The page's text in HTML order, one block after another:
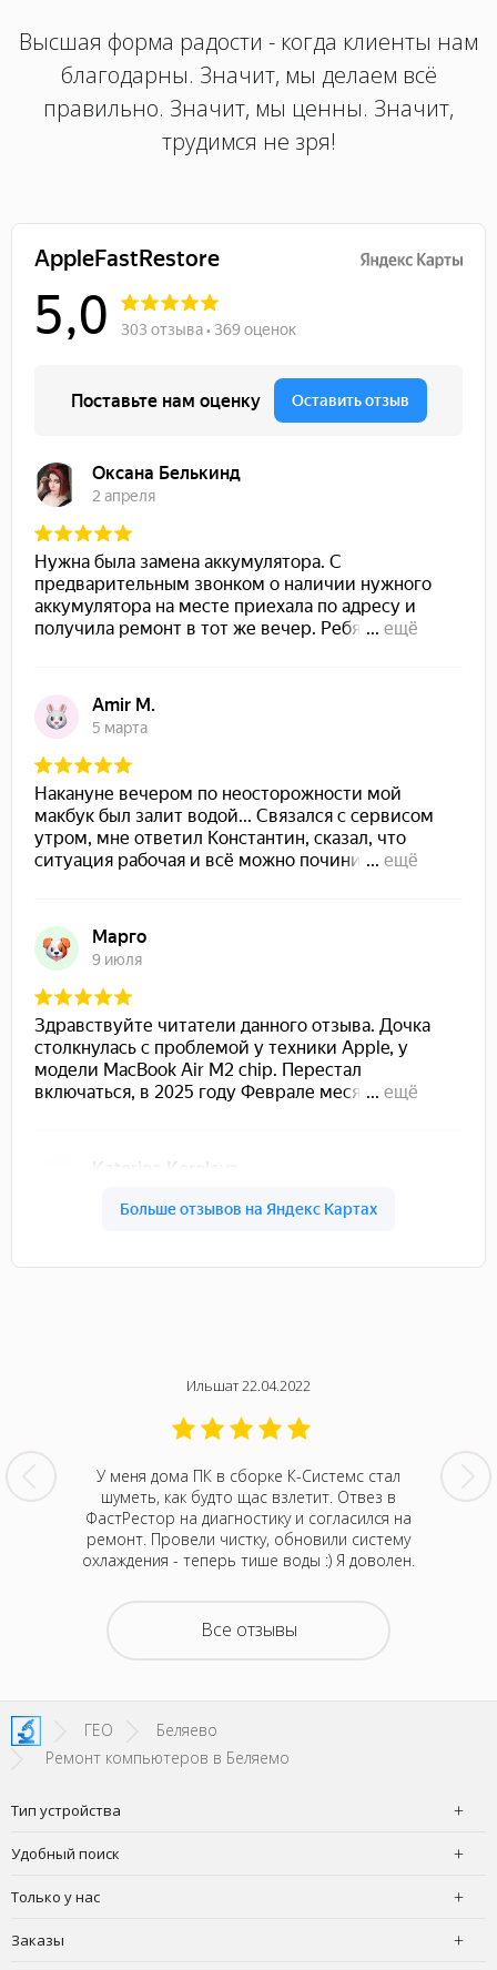
Высшая форма радости - когда клиенты нам
благодарны. Значит, мы делаем всё
правильно. Значит, мы ценны. Значит,
трудимся не зря!
к
Ильшат 22.04.2022
У меня дома ПК в сборке К-Системс стал
шуметь, как будто щас взлетит. Отвез в
ФастРестор на диагностику и согласился на
ремонт. Провели чистку, обновили систему
охлаждения - теперь тише воды :) Я доволен.
Могу
Все отзывы
ГЕО
Беляево
Ремонт компьютеров в Беляемо
Тип устройства
Удобный поиск
Только у нас
Заказы